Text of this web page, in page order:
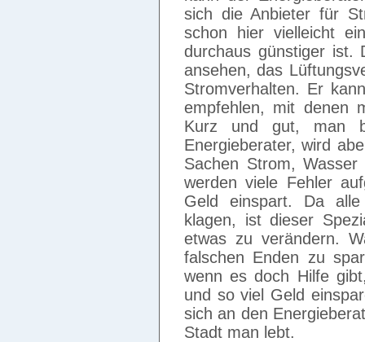
sich die Anbieter für
schon hier vielleicht
durchaus günstiger ist.
ansehen, das
Stromverhalten. Er
empfehlen, mit denen
Kurz und gut, man
Energieberater, wird
Sachen Strom,
werden viele Fehler
Geld einspart. Da
klagen, ist dieser
etwas zu verändern.
falschen Enden zu
wenn es doch Hilfe
und so viel Geld
sich an den
Stadt man lebt.